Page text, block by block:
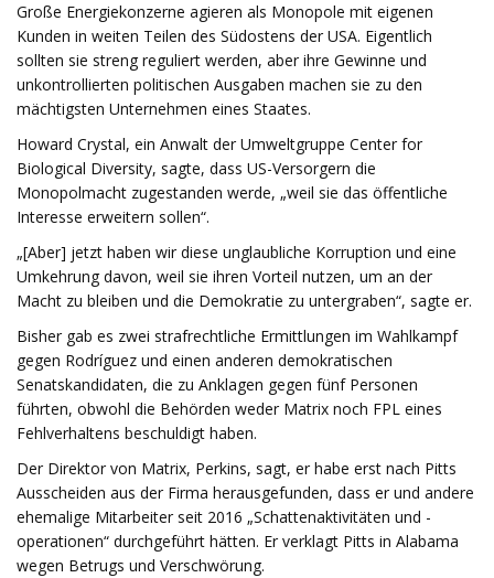
Große Energiekonzerne agieren als Monopole mit eigenen
Kunden in weiten Teilen des Südostens der USA. Eigentlich
sollten sie streng reguliert werden, aber ihre Gewinne und
unkontrollierten politischen Ausgaben machen sie zu den
mächtigsten Unternehmen eines Staates.
Howard Crystal, ein Anwalt der Umweltgruppe Center for
Biological Diversity, sagte, dass US-Versorgern die
Monopolmacht zugestanden werde, „weil sie das öffentliche
Interesse erweitern sollen“.
„[Aber] jetzt haben wir diese unglaubliche Korruption und eine
Umkehrung davon, weil sie ihren Vorteil nutzen, um an der
Macht zu bleiben und die Demokratie zu untergraben“, sagte er.
Bisher gab es zwei strafrechtliche Ermittlungen im Wahlkampf
gegen Rodríguez und einen anderen demokratischen
Senatskandidaten, die zu Anklagen gegen fünf Personen
führten, obwohl die Behörden weder Matrix noch FPL eines
Fehlverhaltens beschuldigt haben.
Der Direktor von Matrix, Perkins, sagt, er habe erst nach Pitts
Ausscheiden aus der Firma herausgefunden, dass er und andere
ehemalige Mitarbeiter seit 2016 „Schattenaktivitäten und -
operationen“ durchgeführt hätten. Er verklagt Pitts in Alabama
wegen Betrugs und Verschwörung.